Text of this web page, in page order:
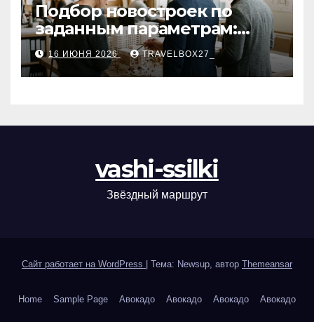
Подбор новостроек по
заданным параметрам:
критерии и этапы
16 ИЮНЯ 2026 TRAVELBOX27_
vashi-ssilki
Звёздный маршрут
Сайт работает на WordPress Тема: Newsup, автор Themeansar
Home Sample Page Авокадо Авокадо Авокадо Авокадо